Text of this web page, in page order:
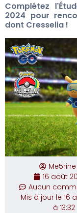
Complétez
2024 pour
dont Cresselia !
Me5rine_
16 août
Aucun
Mis à jour le 16
à 13:32